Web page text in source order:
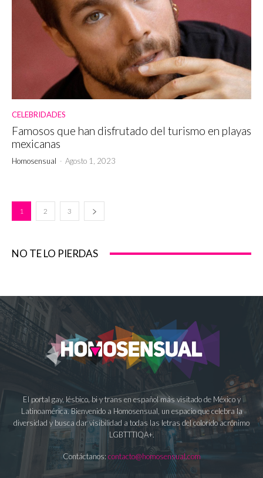
CELEBRIDADES
Famosos que han disfrutado del turismo en playas
mexicanas
Homosensual - Agosto 1, 2023
1 2 3
NO TE LO PIERDAS
El portal gay, lésbico, bi y trans en español más visitado de México y
Latinoamérica. Bienvenido a Homosensual, un espacio que celebra la
diversidad y busca dar visibilidad a todas las letras del colorido acrónimo
LGBTTTIQA+.
Contáctanos: contacto@homosensual.com